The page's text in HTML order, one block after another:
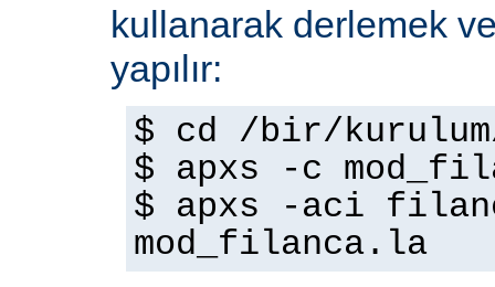
kullanarak derlemek
yapılır:
$ cd /bir/
$ apxs -c
$ apxs -aci
mod_filanca.la